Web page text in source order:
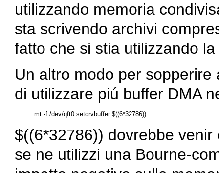
utilizzando memoria
sta scrivendo archivi
fatto che si stia utilizzando
Un altro modo per
di utilizzare piú buffer DMA
$((6*32786)) dovrebbe
se ne utilizzi una Bourne-